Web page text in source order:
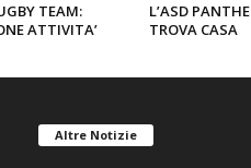
TEAM:
ATTIVITA’
L’ASD
TROVA CASA
Altre Notizie